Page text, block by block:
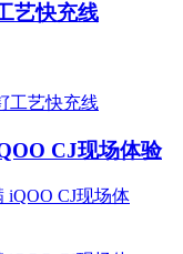
艺快充线
CJ现场体验